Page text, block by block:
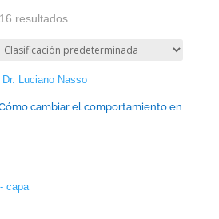
resultados
cambiar el comportamiento en